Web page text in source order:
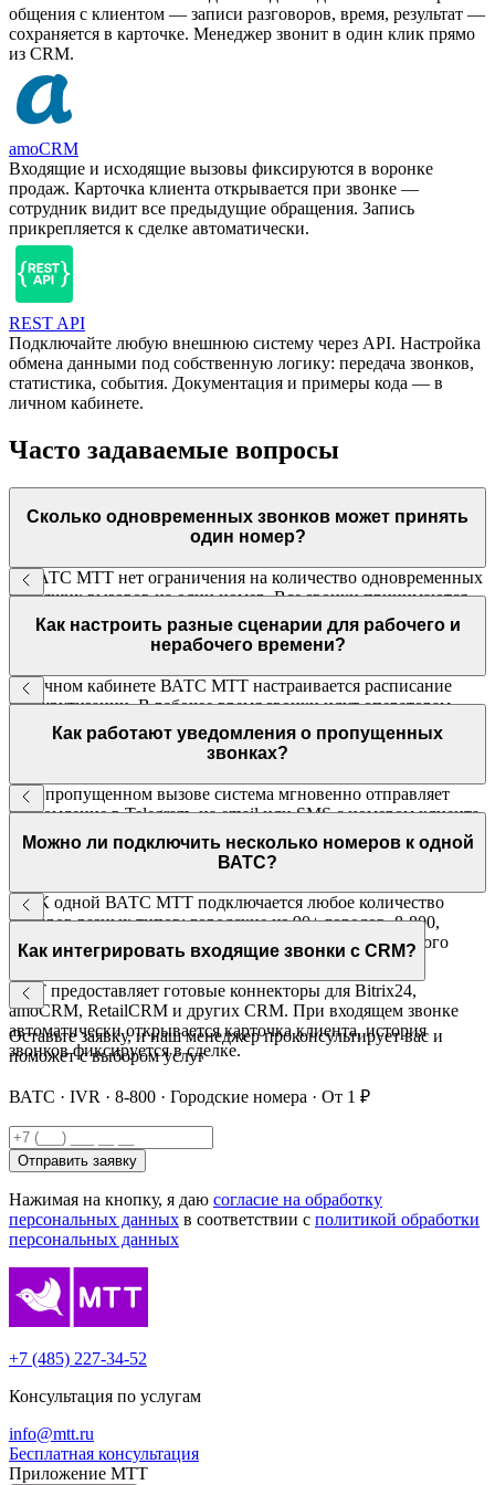
общения с клиентом — записи разговоров, время, результат —
сохраняется в карточке. Менеджер звонит в один клик прямо
из CRM.
amoCRM
Входящие и исходящие вызовы фиксируются в воронке
продаж. Карточка клиента открывается при звонке —
сотрудник видит все предыдущие обращения. Запись
прикрепляется к сделке автоматически.
REST API
Подключайте любую внешнюю систему через API. Настройка
обмена данными под собственную логику: передача звонков,
статистика, события. Документация и примеры кода — в
личном кабинете.
Часто задаваемые вопросы
Сколько одновременных звонков может принять
один номер?
В ВАТС МТТ нет ограничения на количество одновременных
входящих вызовов на один номер. Все звонки принимаются
параллельно — клиент никогда не услышит сигнал «занято».
Как настроить разные сценарии для рабочего и
нерабочего времени?
В личном кабинете ВАТС МТТ настраивается расписание
маршрутизации. В рабочее время звонки идут операторам,
ночью и в выходные — на голосового робота или
автоответчик с возможностью оставить заявку.
Как работают уведомления о пропущенных
звонках?
При пропущенном вызове система мгновенно отправляет
уведомление в Telegram, на email или SMS с номером клиента,
временем звонка и названием отдела. Руководитель может
перезвонить в один клик.
Можно ли подключить несколько номеров к одной
ВАТС?
Да. К одной ВАТС МТТ подключается любое количество
номеров разных типов: городские из 90+ городов, 8-800,
мобильные, красивые. Все звонки управляются из одного
личного кабинета.
Как интегрировать входящие звонки с CRM?
МТТ предоставляет готовые коннекторы для Bitrix24,
amoCRM, RetailCRM и других CRM. При входящем звонке
автоматически открывается карточка клиента, история
звонков фиксируется в сделке.
Оставьте заявку, и наш менеджер проконсультирует вас и
поможет с выбором услуг
ВАТС · IVR · 8-800 · Городские номера · От 1 ₽
Отправить заявку
Нажимая на кнопку, я даю согласие на обработку
персональных данных в соответствии с политикой обработки
персональных данных
+7 (485) 227-34-52
Консультация по услугам
info@mtt.ru
Бесплатная консультация
Приложение МТТ